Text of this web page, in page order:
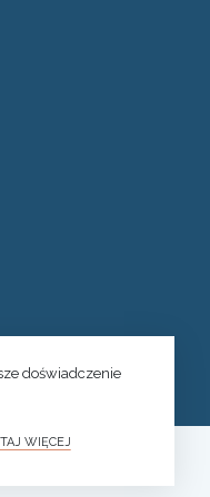
doświadczenie
WIĘCEJ